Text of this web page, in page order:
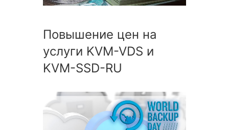
Повышение цен на
услуги KVM-VDS и
KVM-SSD-RU